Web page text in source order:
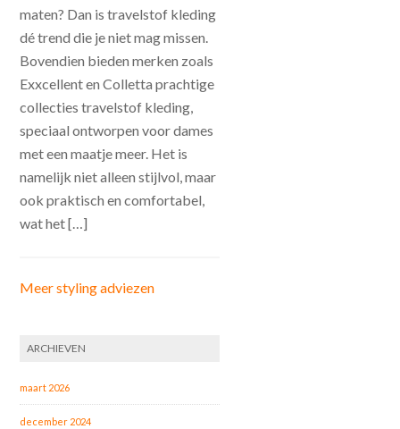
maten? Dan is travelstof kleding
dé trend die je niet mag missen.
Bovendien bieden merken zoals
Exxcellent en Colletta prachtige
collecties travelstof kleding,
speciaal ontworpen voor dames
met een maatje meer. Het is
namelijk niet alleen stijlvol, maar
ook praktisch en comfortabel,
wat het […]
Meer styling adviezen
ARCHIEVEN
maart 2026
december 2024